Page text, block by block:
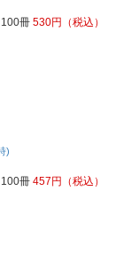
100冊 530円 （税込）
)
100冊 457 円 （税込）